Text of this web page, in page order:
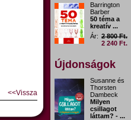
<<Vissza
Barrington
Barber
50 téma a
kreatív ...
Ár: 2 800 Ft.
2 240 Ft.
Újdonságok
Susanne és
Thorsten
Dambeck
Milyen
csillagot
láttam? - ...